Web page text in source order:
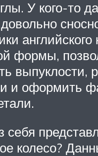
У кого-то
английского
формы,
выпуклости,
и оформить
себя
колесо?